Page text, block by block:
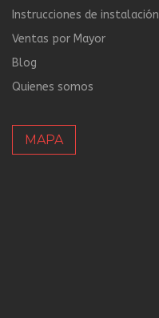
Instrucciones de instalación
Ventas por Mayor
Blog
Quienes somos
MAPA